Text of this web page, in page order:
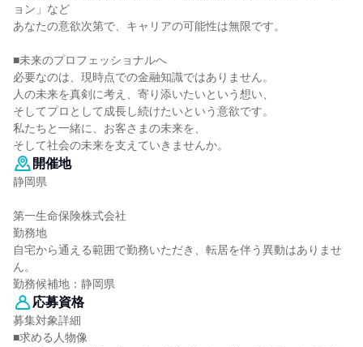
ョン」など
あなたの意欲次第で、キャリアの可能性は無限です。
■未来のプロフェッショナルへ
必要なのは、現時点での金融知識ではありません。
人の未来を真剣に考え、寄り添いたいという想い、
そしてプロとして成長し続けたいという意欲です。
私たちと一緒に、お客さまの未来を、
そして社会の未来を支えていきませんか。
開催地
静岡県
第一生命保険株式会社
勤務地
自宅から通える範囲で勤務いただき、転居を伴う異動はありませ
ん。
勤務候補地：静岡県
応募資格
募集対象詳細
■求める人物像